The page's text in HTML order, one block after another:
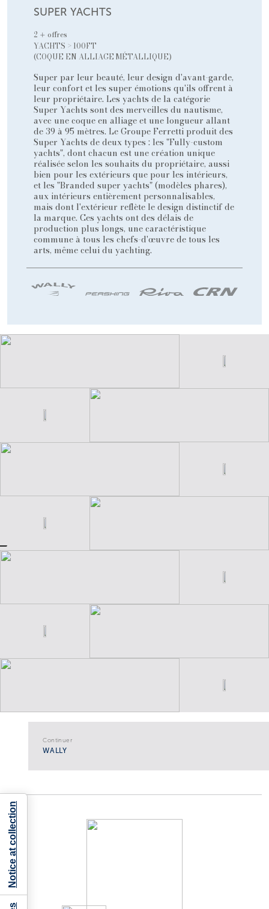
SUPER YACHTS
2 + offres
YACHTS > 100FT
(COQUE EN ALLIAGE MÉTALLIQUE)
Super par leur beauté, leur design d'avant-garde,
leur confort et les super émotions qu'ils offrent à
leur propriétaire. Les yachts de la catégorie
Super Yachts sont des merveilles du nautisme,
avec une coque en alliage et une longueur allant
de 39 à 95 mètres. Le Groupe Ferretti produit des
Super Yachts de deux types : les "Fully-custom
yachts", dont chacun est une création unique
réalisée selon les souhaits du propriétaire, aussi
bien pour les extérieurs que pour les intérieurs,
et les "Branded super yachts" (modèles phares),
aux intérieurs entièrement personnalisables,
mais dont l'extérieur reflète le design distinctif de
la marque. Ces yachts ont des délais de
production plus longs, une caractéristique
commune à tous les chefs-d'œuvre de tous les
arts, même celui du yachting.
Continuer
WALLY
Notice at collection